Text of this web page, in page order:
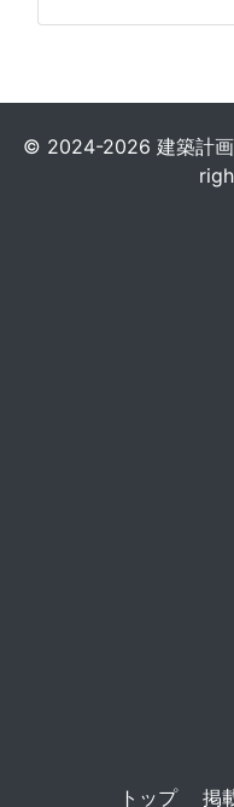
© 2024-2026 建築計画
トップ 掲